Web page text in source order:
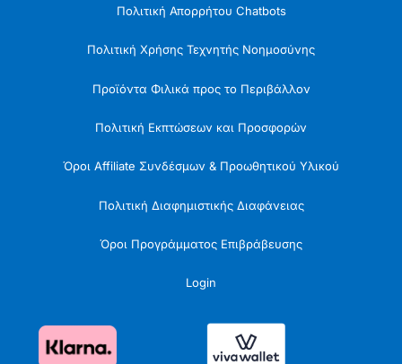
Πολιτική Απορρήτου Chatbots
Πολιτική Χρήσης Τεχνητής Νοημοσύνης
Προϊόντα Φιλικά προς το Περιβάλλον
Πολιτική Εκπτώσεων και Προσφορών
Όροι Affiliate Συνδέσμων & Προωθητικού Υλικού
Πολιτική Διαφημιστικής Διαφάνειας
Όροι Προγράμματος Επιβράβευσης
Login